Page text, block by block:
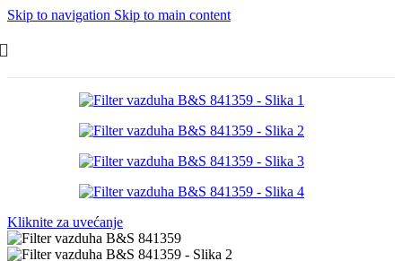
Skip to navigation Skip to main content
Kliknite za uvećanje